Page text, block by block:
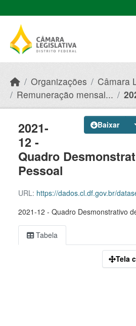
Organizações
Câmara
Remuneração mensal...
Baixar
2021-
12 -
Quadro
Pessoal
URL: https://dados.cl.df.gov.br/dataset/f046427e-51b2-49e8-afe5-945e82b55ce9/resource/5aa3e3a5-73dc-4165-
2021-12 - Quadro Desmonstrativo
Tabela
Tela